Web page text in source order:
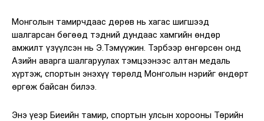
Монголын тамирчдаас дөрөв нь хагас шигшээд
шалгарсан бөгөөд тэдний дундаас хамгийн өндөр
амжилт үзүүлсэн нь Э.Тэмүүжин. Тэрбээр өнгөрсөн онд
Азийн аварга шалгаруулах тэмцээнээс алтан медаль
хүртэж, спортын энэхүү төрөлд Монголын нэрийг өндөрт
өргөж байсан билээ.
Энэ үеэр Биеийн тамир, спортын улсын хорооны Төрийн